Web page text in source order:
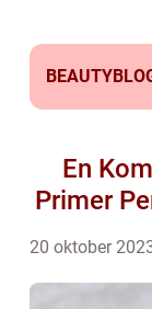
En
Primer
20 oktober